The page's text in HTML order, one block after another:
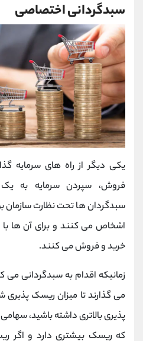
سبدگردانی اختصاصی
یکی دیگر از راه های سرمایه
فروش، سپردن سرمایه به
سبدگردان ها تحت نظارت سازمان
اشخاص می کنند و برای آن ها با
خرید و فروش می کنند.
زمانیکه اقدام به سبدگردانی می
می گذارند تا میزان ریسک
پذیری بالاتری داشته باشید،
که ریسک بیشتری دارد و اگر